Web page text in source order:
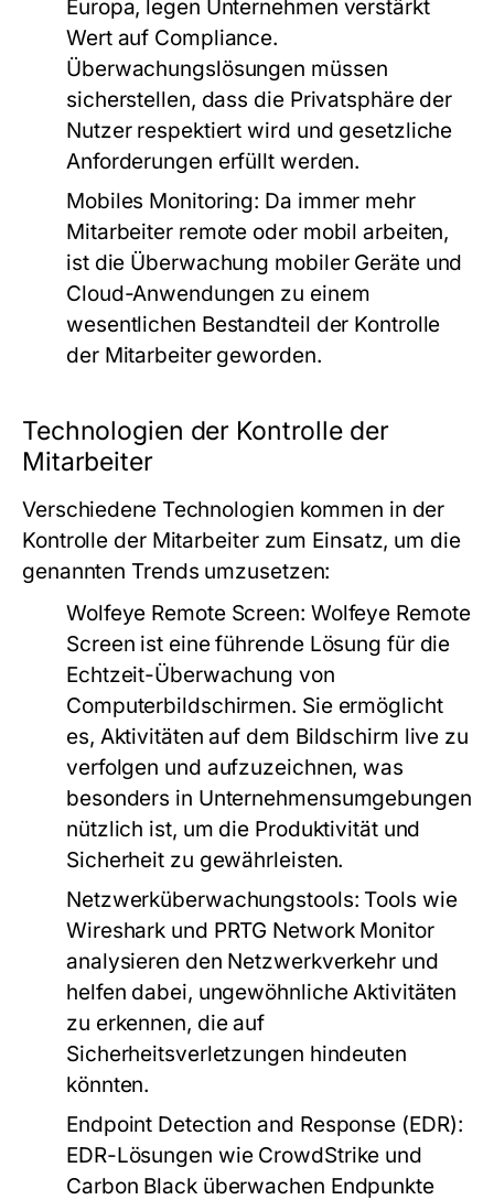
Europa, legen Unternehmen verstärkt
Wert auf Compliance.
Überwachungslösungen müssen
sicherstellen, dass die Privatsphäre der
Nutzer respektiert wird und gesetzliche
Anforderungen erfüllt werden.
Mobiles Monitoring: Da immer mehr
Mitarbeiter remote oder mobil arbeiten,
ist die Überwachung mobiler Geräte und
Cloud-Anwendungen zu einem
wesentlichen Bestandteil der Kontrolle
der Mitarbeiter geworden.
Technologien der Kontrolle der
Mitarbeiter
Verschiedene Technologien kommen in der
Kontrolle der Mitarbeiter zum Einsatz, um die
genannten Trends umzusetzen:
Wolfeye Remote Screen: Wolfeye Remote
Screen ist eine führende Lösung für die
Echtzeit-Überwachung von
Computerbildschirmen. Sie ermöglicht
es, Aktivitäten auf dem Bildschirm live zu
verfolgen und aufzuzeichnen, was
besonders in Unternehmensumgebungen
nützlich ist, um die Produktivität und
Sicherheit zu gewährleisten.
Netzwerküberwachungstools: Tools wie
Wireshark und PRTG Network Monitor
analysieren den Netzwerkverkehr und
helfen dabei, ungewöhnliche Aktivitäten
zu erkennen, die auf
Sicherheitsverletzungen hindeuten
könnten.
Endpoint Detection and Response (EDR):
EDR-Lösungen wie CrowdStrike und
Carbon Black überwachen Endpunkte